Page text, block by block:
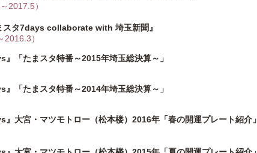
2017.5）
スタ7days collaborate with 埼玉新聞』
）
「たまスタ特番～2015年埼玉総決算～」
「たまスタ特番～2014年埼玉総決算～」
大宮・マツモトロー（松本楼）2016年「春の開運プレート紹介」